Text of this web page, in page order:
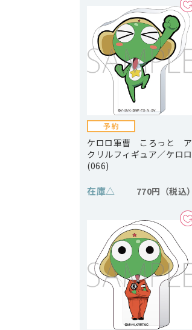
ケロロ軍曹 ころっと ア
クリルフィギュア／ケロロ
(066)
在庫△ 770円